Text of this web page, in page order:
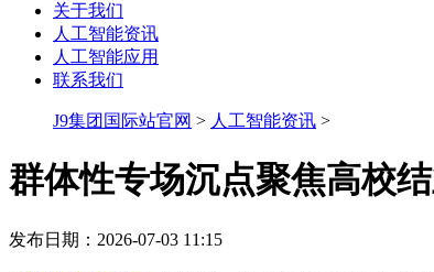
关于我们
人工智能资讯
人工智能应用
联系我们
J9集团国际站官网 > 人工智能资讯 >
群体性专场沉点聚焦高校
发布日期：2026-07-03 11:15